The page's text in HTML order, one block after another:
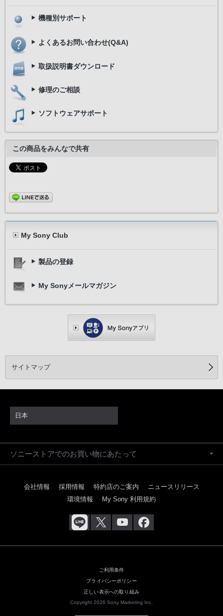
機種別サポート
よくあるお問い合わせ(Q&A)
取扱説明書ダウンロード
修理のご相談
ソフトウェアサポート
この商品をみんなで共有
My Sony Club
製品の登録
My Sonyメールマガジン
サイトマップ
日本
ソニーストアでのお買い物にあたって
会社情報 採用情報 特約店のご案内
ニュースリリース
環境情報
My Sony 利用規約
ご利用条件
プライバシーポリシー
正しい表示への取り組み
Copyright 2026 Sony Marketing Inc.